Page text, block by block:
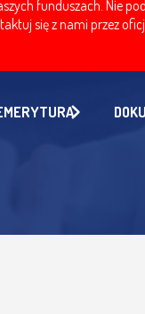
funduszach. Nie
się z nami przez